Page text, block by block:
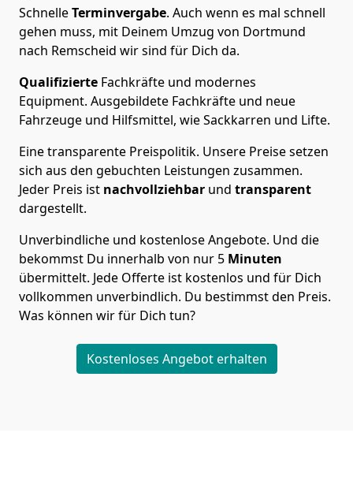
SchnelleTerminvergabe. Auch wenn es mal schnell
gehen muss, mit Deinem Umzug von Dortmund
nach Remscheid wir sind für Dich da.
Qualifizierte Fachkräfte und modernes
Equipment. Ausgebildete Fachkräfte und neue
Fahrzeuge und Hilfsmittel, wie Sackkarren und Lifte.
Eine transparente Preispolitik. Unsere Preise setzen
sich aus den gebuchten Leistungen zusammen.
Jeder Preis ist nachvollziehbar und transparent
dargestellt.
Unverbindliche und kostenlose Angebote. Und die
bekommst Du innerhalb von nur 5 Minuten
übermittelt. Jede Offerte ist kostenlos und für Dich
vollkommen unverbindlich. Du bestimmst den Preis.
Was können wir für Dich tun?
Kostenloses Angebot erhalten